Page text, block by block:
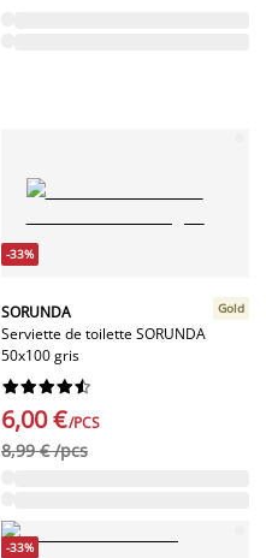
-33%
SORUNDA
Serviette de toilette SORUNDA
50x100 gris
Gold






6,00 €/PCS
8,99 € /pcs
-33%